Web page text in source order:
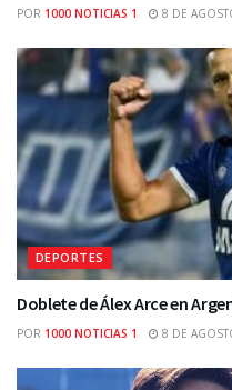
POR 1000 NOTICIAS 1 8 DE
DEPORTES
Doblete de Álex Arce en
POR 1000 NOTICIAS 1 8 DE